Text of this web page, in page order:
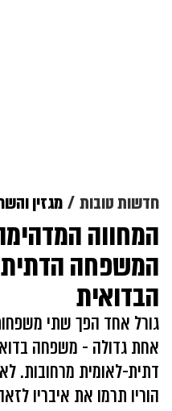
חדשות טובות מגזין
המחווה
המשפחה
הבדואית
גורל אחד הפך שתי
אחת גדולה - משפחה
דתית-לאומית מרחובות.